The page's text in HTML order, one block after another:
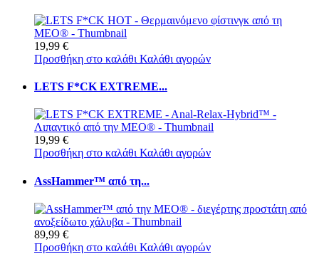
19,99 €
Προσθήκη στο καλάθι Καλάθι αγορών
LETS F*CK EXTREME...
19,99 €
Προσθήκη στο καλάθι Καλάθι αγορών
AssHammer™ από τη...
89,99 €
Προσθήκη στο καλάθι Καλάθι αγορών